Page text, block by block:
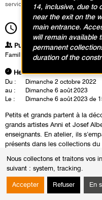
Nous collectons et traitons vos
suivant : system, tracking.
Accepter Refuser En
service éducatif et culturel
15h30Durée1h30
Publics
Famille
Heures
Du :
Dimanche 2 octobre 2022
au :
Dimanche 6 août 2023
Le :
Dimanche 6 août 2023 de
Petits et grands partent à la
grands artistes Anni et Josef
enseignants. En atelier, ils
présents dans les collections
dans le tableau afin de le
14, inclusive, due to
near the exit on the
main entrance.
will remain available
permanent
duration of the